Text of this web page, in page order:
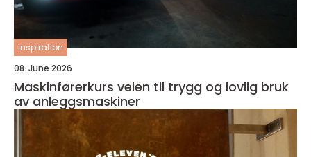
inspiration
08. June 2026
Maskinførerkurs veien til trygg og lovlig bruk
av anleggsmaskiner